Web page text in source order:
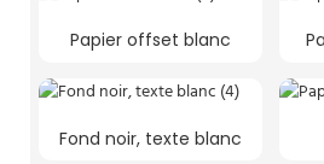
Papier offset blanc
Fond noir, texte blanc